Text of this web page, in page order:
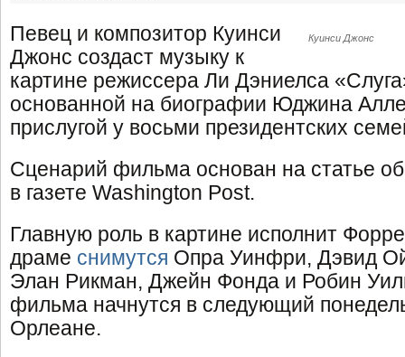
Куинси Джонс
Певец и композитор Куинси
Джонс создаст музыку к
картине режиссера Ли Дэниелса
основанной на биографии Юджина
прислугой у восьми президентских
Сценарий фильма основан на статье
в газете Washington Post.
Главную роль в картине исполнит
драме снимутся Опра Уинфри, Дэвид
Элан Рикман, Джейн Фонда и Робин
фильма начнутся в следующий
Орлеане.